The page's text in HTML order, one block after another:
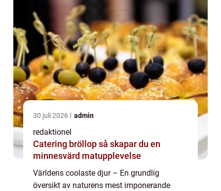
30 juli 2026 admin
redaktionel
Catering bröllop så skapar du en
minnesvärd matupplevelse
Världens coolaste djur – En grundlig
översikt av naturens mest imponerande